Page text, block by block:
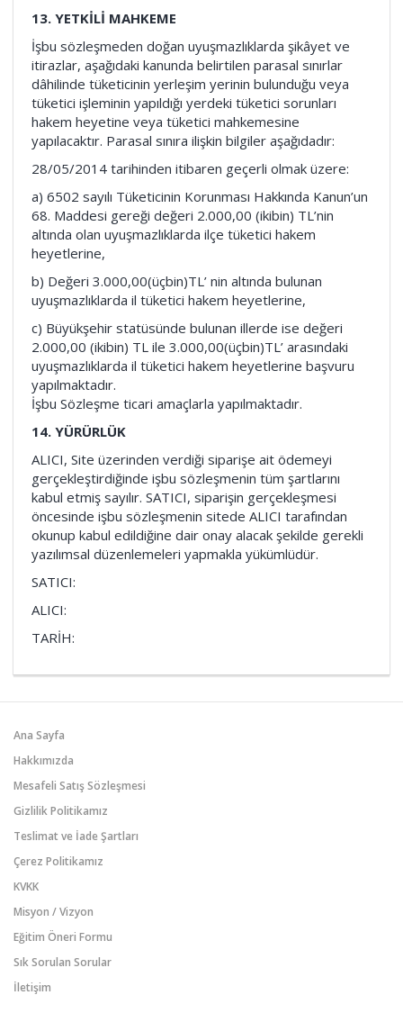
13. YETKİLİ MAHKEME
İşbu sözleşmeden doğan uyuşmazlıklarda şikâyet ve
itirazlar, aşağıdaki kanunda belirtilen parasal sınırlar
dâhilinde tüketicinin yerleşim yerinin bulunduğu veya
tüketici işleminin yapıldığı yerdeki tüketici sorunları
hakem heyetine veya tüketici mahkemesine
yapılacaktır. Parasal sınıra ilişkin bilgiler aşağıdadır:
28/05/2014 tarihinden itibaren geçerli olmak üzere:
a) 6502 sayılı Tüketicinin Korunması Hakkında Kanun’un
68. Maddesi gereği değeri 2.000,00 (ikibin) TL’nin
altında olan uyuşmazlıklarda ilçe tüketici hakem
heyetlerine,
b) Değeri 3.000,00(üçbin)TL’ nin altında bulunan
uyuşmazlıklarda il tüketici hakem heyetlerine,
c) Büyükşehir statüsünde bulunan illerde ise değeri
2.000,00 (ikibin) TL ile 3.000,00(üçbin)TL’ arasındaki
uyuşmazlıklarda il tüketici hakem heyetlerine başvuru
yapılmaktadır.
İşbu Sözleşme ticari amaçlarla yapılmaktadır.
14. YÜRÜRLÜK
ALICI, Site üzerinden verdiği siparişe ait ödemeyi
gerçekleştirdiğinde işbu sözleşmenin tüm şartlarını
kabul etmiş sayılır. SATICI, siparişin gerçekleşmesi
öncesinde işbu sözleşmenin sitede ALICI tarafından
okunup kabul edildiğine dair onay alacak şekilde gerekli
yazılımsal düzenlemeleri yapmakla yükümlüdür.
SATICI:
ALICI:
TARİH:
Ana Sayfa
Hakkımızda
Mesafeli Satış Sözleşmesi
Gizlilik Politikamız
Teslimat ve İade Şartları
Çerez Politikamız
KVKK
Misyon / Vizyon
Eğitim Öneri Formu
Sık Sorulan Sorular
İletişim